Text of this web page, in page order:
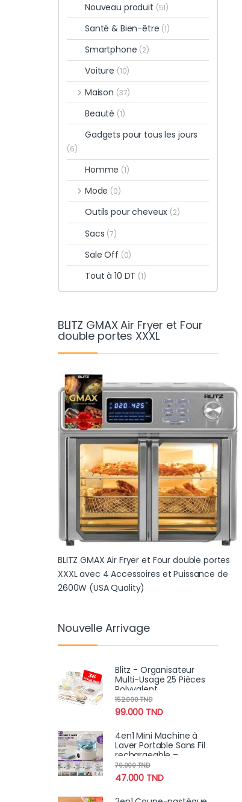
Nouveau produit (51)
Santé & Bien-être (1)
Smartphone (2)
Voiture (10)
Maison (37)
Beauté (1)
Gadgets pour tous les jours
(6)
Homme (1)
Mode (0)
Outils pour cheveux (2)
Sacs (7)
Sale Off (0)
Tout à 10 DT (1)
BLITZ GMAX Air Fryer et Four
double portes XXXL
BLITZ GMAX Air Fryer et Four double portes
XXXL avec 4 Accessoires et Puissance de
2600W (USA Quality)
Nouvelle Arrivage
Blitz - Organisateur
Multi-Usage 25 Pièces
Polyvalent
99.000 TND
152.000TND
4en1 Mini Machine à
Laver Portable Sans Fil
rechargeable –
Compacte et
Performante
47.000 TND
79.000TND